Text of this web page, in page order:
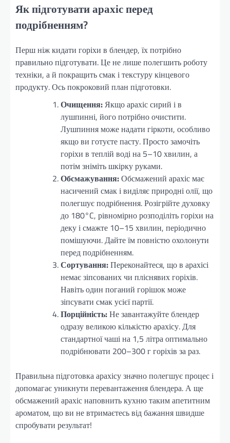
Як підготувати арахіс перед
подрібненням?
Перш ніж кидати горіхи в блендер, їх потрібно
правильно підготувати. Це не лише полегшить роботу
техніки, а й покращить смак і текстуру кінцевого
продукту. Ось покроковий план підготовки.
Очищення:Якщо арахіс сирий і в
лушпинні, його потрібно очистити.
Лушпиння може надати гіркоти, особливо
якщо ви готуєте пасту. Просто замочіть
горіхи в теплій воді на 5–10 хвилин, а
потім зніміть шкірку руками.
Обсмажування:Обсмажений арахіс має
насичений смак і виділяє природні олії, що
полегшує подрібнення. Розігрійте духовку
до 180°C, рівномірно розподіліть горіхи на
деку і смажте 10–15 хвилин, періодично
помішуючи. Дайте їм повністю охолонути
перед подрібненням.
Сортування:Переконайтеся, що в арахісі
немає зіпсованих чи пліснявих горіхів.
Навіть один поганий горішок може
зіпсувати смак усієї партії.
Порційність:Не завантажуйте блендер
одразу великою кількістю арахісу. Для
стандартної чаші на 1,5 літра оптимально
подрібнювати 200–300 г горіхів за раз.
Правильна підготовка арахісу значно полегшує процес і
допомагає уникнути перевантаження блендера. А ще
обсмажений арахіс наповнить кухню таким апетитним
ароматом, що ви не втримаєтесь від бажання швидше
спробувати результат!